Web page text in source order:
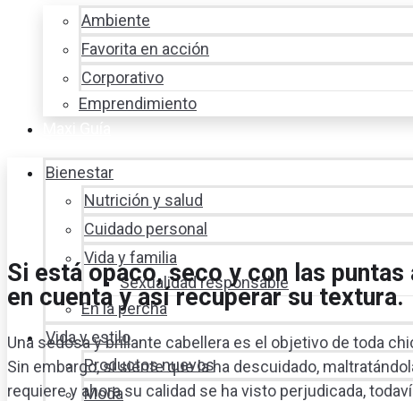
Ambiente
Favorita en acción
Corporativo
Emprendimiento
Bienestar
Nutrición y salud
Cuidado personal
Vida y familia
Sexualidad responsable
En la percha
Vida y estilo
Productos nuevos
Moda
Si está opaco, seco y con las
en cuenta y así recuperar su textura.
Una sedosa y brillante cabellera es el objetivo de toda
Sin embargo, si siente que la ha descuidado,
requiere y ahora su calidad se ha visto perjudicada,